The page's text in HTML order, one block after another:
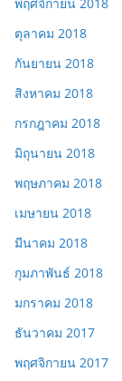
พฤศจิกายน 2018
ตุลาคม 2018
กันยายน 2018
สิงหาคม 2018
กรกฎาคม 2018
มิถุนายน 2018
พฤษภาคม 2018
เมษายน 2018
มีนาคม 2018
กุมภาพันธ์ 2018
มกราคม 2018
ธันวาคม 2017
พฤศจิกายน 2017